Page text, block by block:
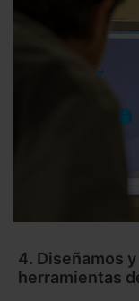
4. Diseñamos
herramientas